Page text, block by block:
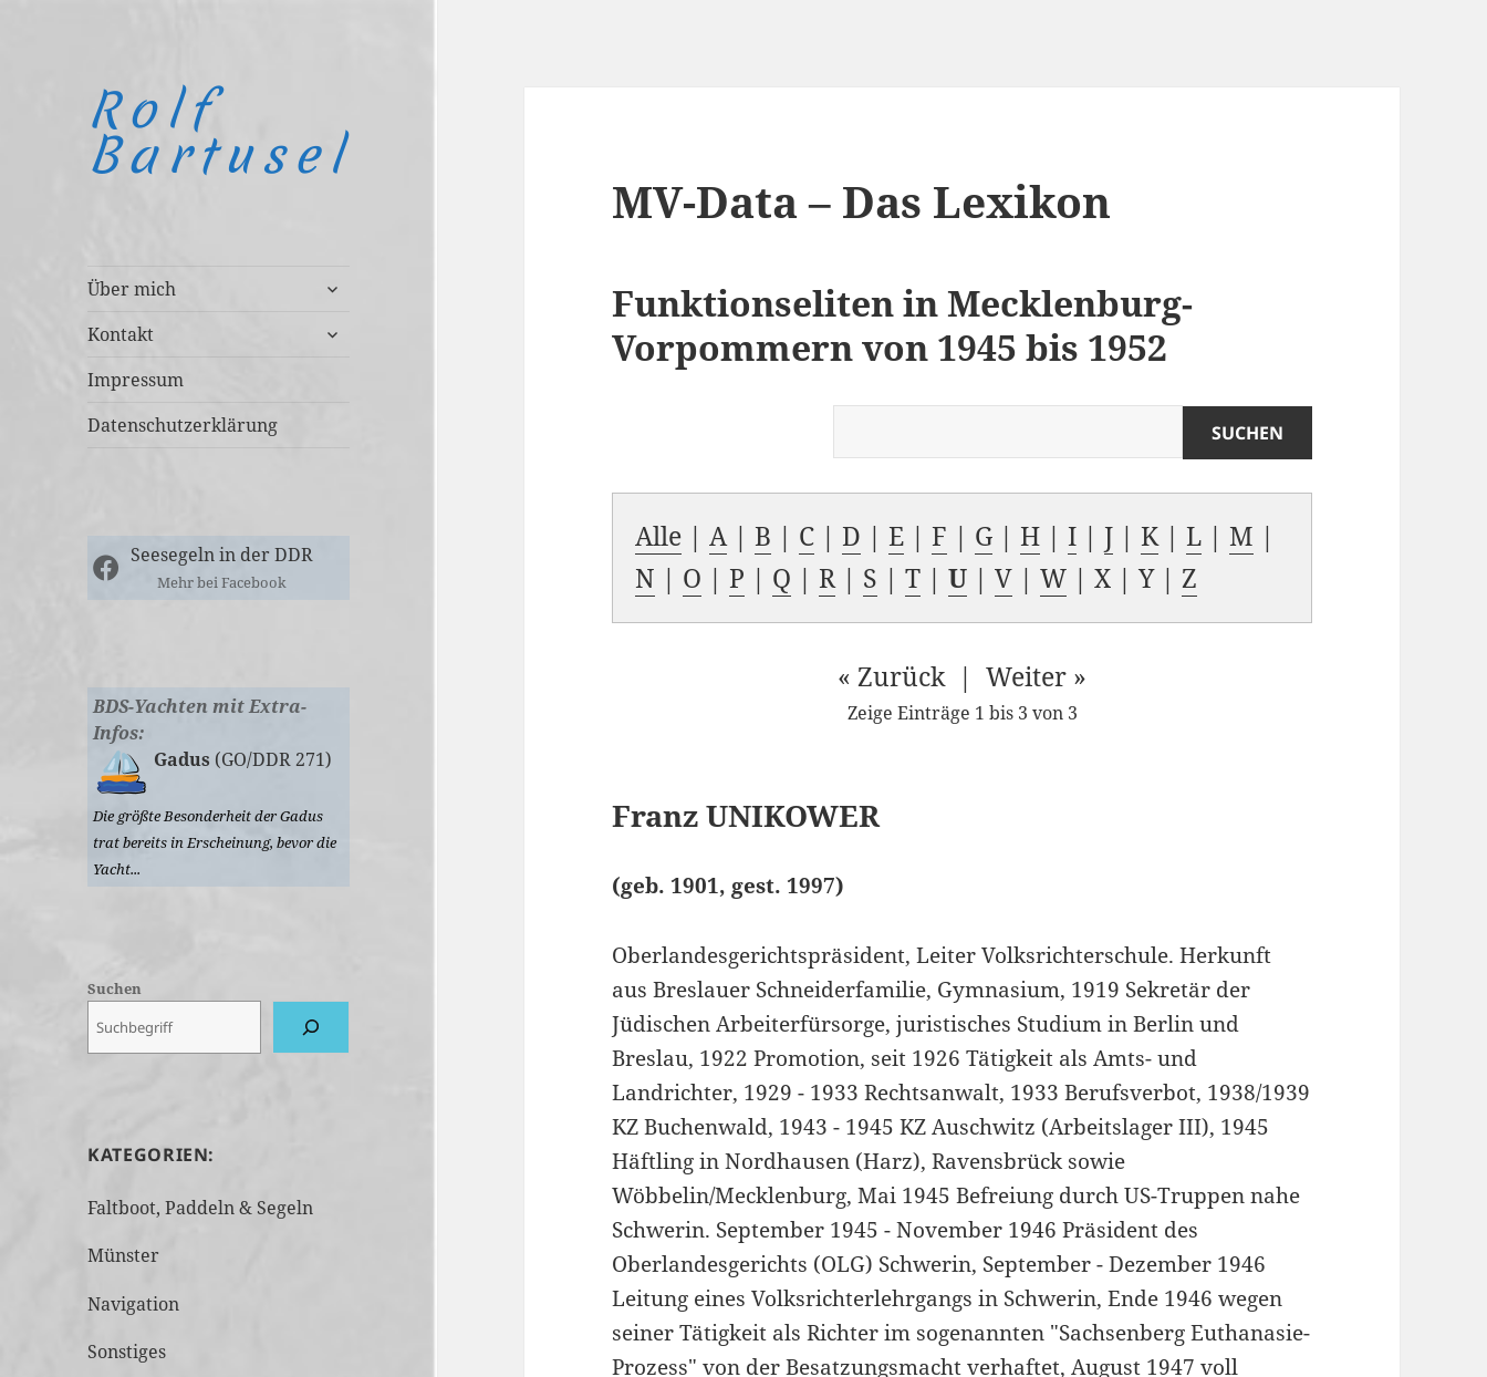
Rolf
Bartusel
Über mich
untermenü
Kontakt
untermenü
Impressum
Datenschutzerklärung
Seesegeln in der DDR
Mehr bei Facebook
BDS-Yachten mit Extra-
Infos:
Gadus (GO/DDR 271)
Die größte Besonderheit der Gadus
trat bereits in Erscheinung, bevor die
Yacht...
Suchen
KATEGORIEN:
Faltboot, Paddeln & Segeln
Münster
Navigation
Sonstiges
MV-Data – Das Lexikon
Funktionseliten in Mecklenburg-
Vorpommern von 1945 bis 1952
Alle |A|B | C |D |E |F | G |H |I |J |K|L |M |
N | O |P | Q |R| S |T |U |V |W | X | Y |Z
« Zurück | Weiter »
Zeige Einträge 1 bis 3 von 3
FranzUNIKOWER
(geb. 1901, gest. 1997)
Oberlandesgerichtspräsident, Leiter Volksrichterschule. Herkunft
aus Breslauer Schneiderfamilie, Gymnasium, 1919 Sekretär der
Jüdischen Arbeiterfürsorge, juristisches Studium in Berlin und
Breslau, 1922 Promotion, seit 1926 Tätigkeit als Amts- und
Landrichter, 1929 - 1933 Rechtsanwalt, 1933 Berufsverbot, 1938/1939
KZ Buchenwald, 1943 - 1945 KZ Auschwitz (Arbeitslager III), 1945
Häftling in Nordhausen (Harz), Ravensbrück sowie
Wöbbelin/Mecklenburg, Mai 1945 Befreiung durch US-Truppen nahe
Schwerin. September 1945 - November 1946 Präsident des
Oberlandesgerichts (OLG) Schwerin, September - Dezember 1946
Leitung eines Volksrichterlehrgangs in Schwerin, Ende 1946 wegen
seiner Tätigkeit als Richter im sogenannten "Sachsenberg Euthanasie-
Prozess" von der Besatzungsmacht verhaftet, August 1947 voll